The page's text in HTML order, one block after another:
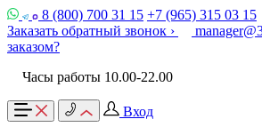
8 (800) 700 31 15 +7 (965) 315 03 15
Заказать обратный звонок ›
заказом?
Часы работы 10.00-22.00
Вход